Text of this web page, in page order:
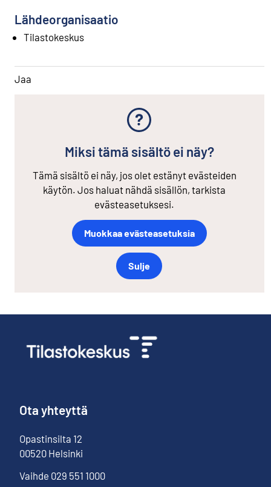
Lähdeorganisaatio
Tilastokeskus
Jaa
Miksi tämä sisältö ei näy?
Tämä sisältö ei näy, jos olet estänyt evästeiden
käytön. Jos haluat nähdä sisällön, tarkista
evästeasetuksesi.
Muokkaa evästeasetuksia
Sulje
Ota yhteyttä
Opastinsilta 12
00520 Helsinki
Vaihde 029 551 1000